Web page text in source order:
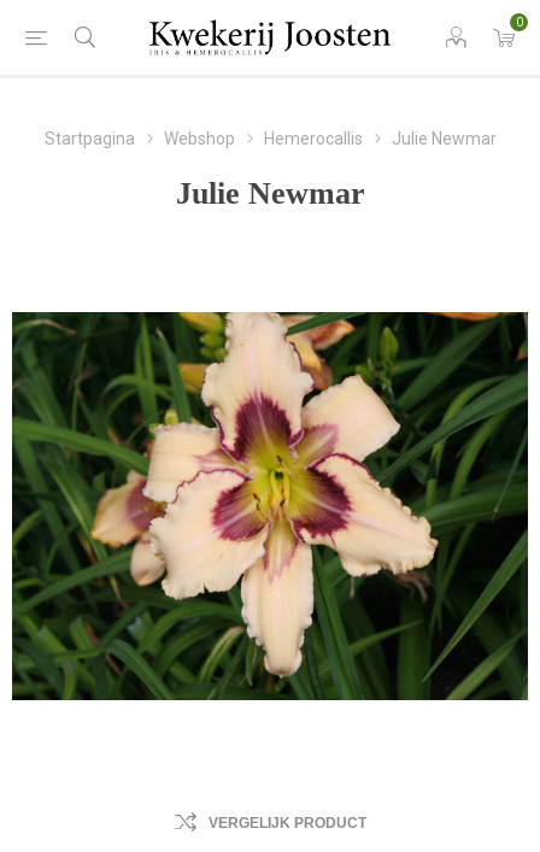
0
Startpagina Webshop Hemerocallis Julie Newmar
Julie Newmar
VERGELIJK PRODUCT